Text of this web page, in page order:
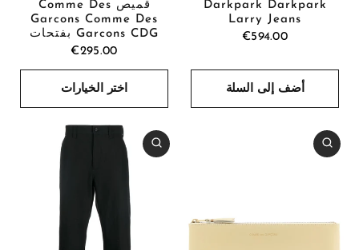
Darkpark Darkpark
Larry Jeans
€594.00
أضف إلى السلة
قميص Comme Des
Garcons Comme Des
Garcons CDG بفتحات
€295.00
اختر الخيارات